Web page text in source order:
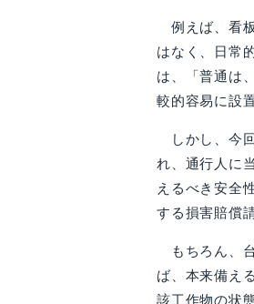
例えば、看
はなく、日常
は、「普通は
較的容易に設
しかし、今
れ、通行人に
えるべき安全
する損害賠償
もちろん、
ば、本来備え
該工作物の状